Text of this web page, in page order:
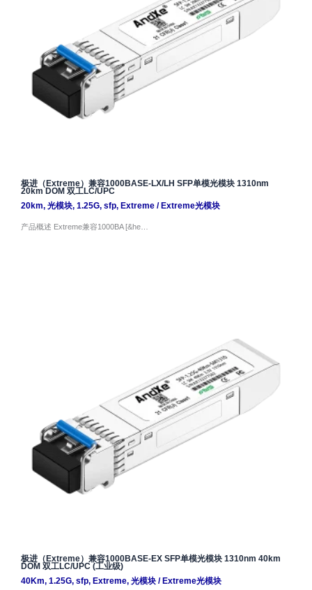
极进（Extreme）兼容1000BASE-LX/LH SFP单模光模块 1310nm
20km DOM 双工LC/UPC
20km, 光模块, 1.25G, sfp, Extreme/Extreme光模块
产品概述 Extreme兼容1000BA [&he…
极进（Extreme）兼容1000BASE-EX SFP单模光模块 1310nm 40km
DOM 双工LC/UPC (工业级)
40Km, 1.25G, sfp, Extreme, 光模块/Extreme光模块